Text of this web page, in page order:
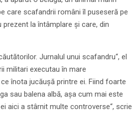
care scafandrii români îl puseseră pe
la întâmplare şi care, din
Jurnalul unui scafandru“, el
militari executau în mare
înota jucăuşă printre ei. Fiind foarte
sau balena albă, aşa cum mai este
aici a stârnit multe controverse“, scrie